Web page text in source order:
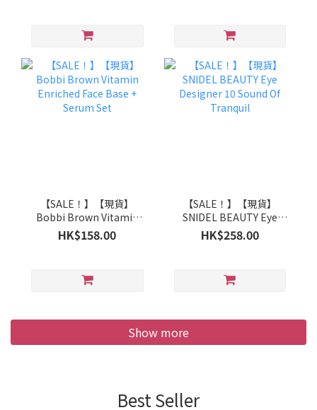
【SALE！】【現貨】
Bobbi Brown Vitamin
Enriched Face Base +
Serum Set
HK$158.00
【SALE！】【現貨】
SNIDEL BEAUTY Eye
Designer 10 Sound Of
Tranquil
HK$258.00
Show more
Best Seller